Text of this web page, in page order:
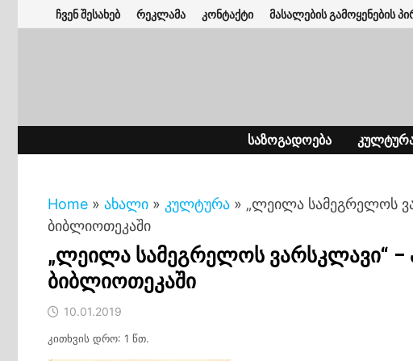
to
ჩვენ შესახებ რეკლამა კონტაქტი მასალების გამოყენების
ᲡᲐᲖᲝᲒᲐᲓᲝᲔᲑᲐ
Home » ახალი » კულტურა » „ლეილა სამეგრელოს
ბიბლიოთეკაში
„ლეილა სამეგრელოს ვარსკლავი“ –
ბიბლიოთეკაში
10.01.2019
კითხვის დრო: 1 წთ.